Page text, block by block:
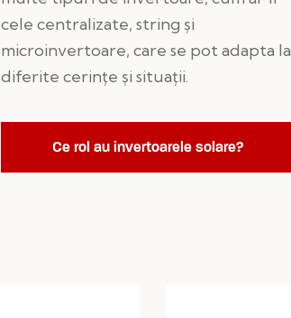
cele centralizate, string și
microinvertoare, care se pot adapta la
diferite cerințe și situații.
Ce rol au invertoarele solare?